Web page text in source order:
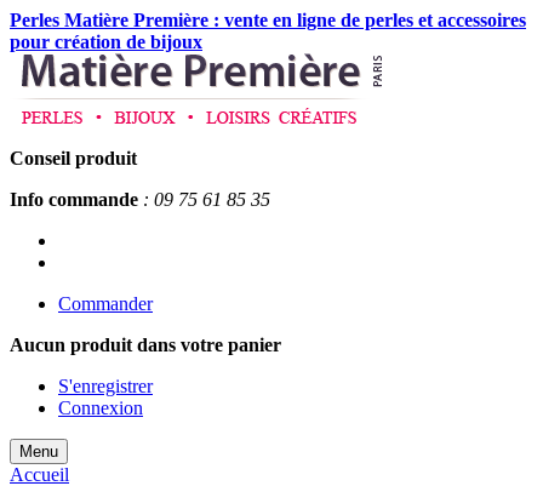
Perles Matière Première : vente en ligne de perles et accessoires
pour création de bijoux
Conseil produit
Info commande : 09 75 61 85 35
Commander
Aucun produit dans votre panier
S'enregistrer
Connexion
Menu
Accueil